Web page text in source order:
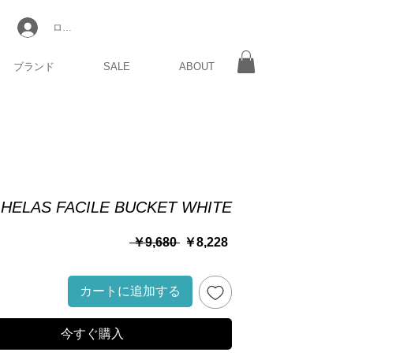
ブランド SALE ABOUT
ログイン
HELAS FACILE BUCKET WHITE
￥9,680 通
価
￥8,228セ
価
格
カートに追加する
今すぐ購入